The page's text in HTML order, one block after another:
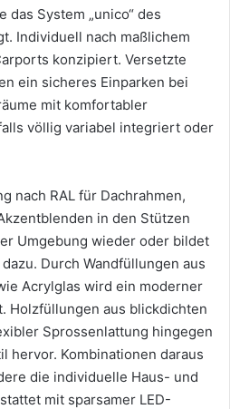
System „unico“ des
Individuell nach maßlichem
konzipiert. Versetzte
ein sicheres Einparken bei
mit komfortabler
völlig variabel integriert oder
nach RAL für Dachrahmen,
in den Stützen
Umgebung wieder oder bildet
Durch Wandfüllungen aus
Acrylglas wird ein moderner
Holzfüllungen aus blickdichten
Sprossenlattung hingegen
hervor. Kombinationen daraus
die individuelle Haus- und
mit sparsamer LED-